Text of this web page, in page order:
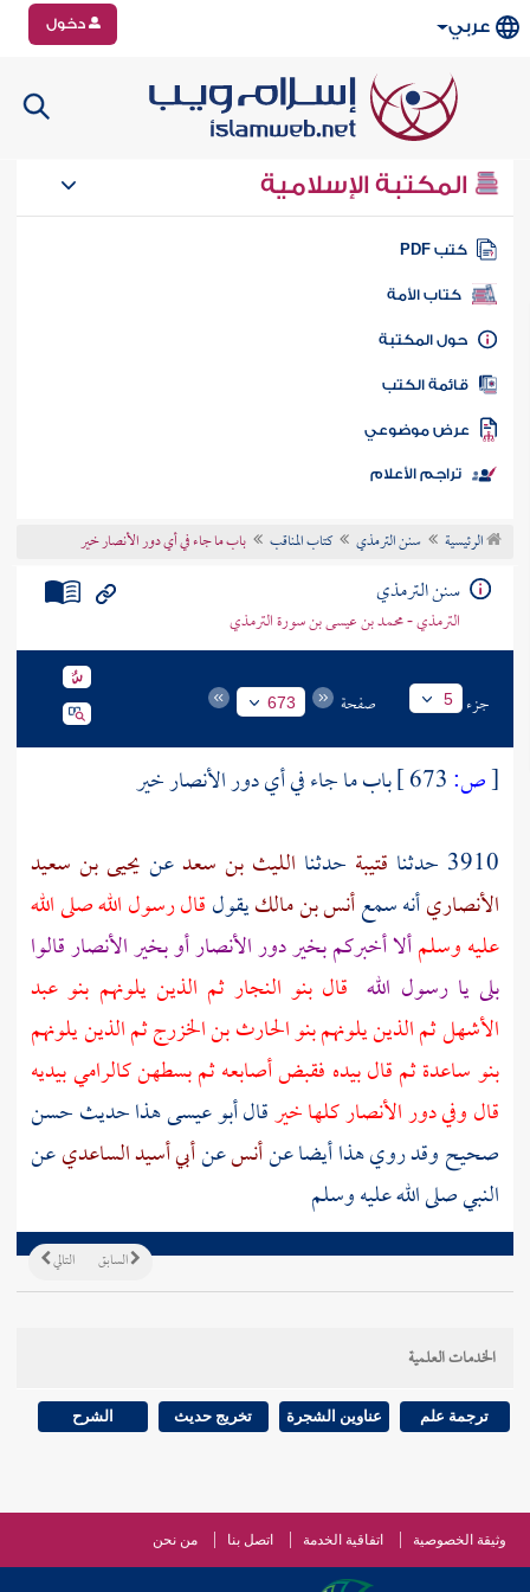
عربي دخول
المكتبة الإسلامية
كتب PDF
كتاب الأمة
المكتبة
الكتب
موضوعي
تراجم الأعلام
الرئيسية سنن الترمذي كتاب المناقب باب ما جاء في أي دور الأنصار خير
سنن الترمذي
الترمذي - محمد بن عيسى بن سورة الترمذي
جزء 5 صفحة 673
[ص: باب ما جاء في أي دورالأنصارخير
3910 حدثنا
قتيبة حدثنا الليث بن سعدعن يحيى بن سعيد
الأنصاريأنه سمعأنس بن مالكيقولقال رسول الله صلى الله
عليه وسلمألا أخبركم بخير دورالأنصارأو بخيرالأنصارقالوا
بلى يا رسول الله قال بنو النجارثم الذين يلونهم بنو عبد
الأشهلثم الذين يلونهمبنو الحارثبن الخزرج ثم الذين يلونهم
بنو ساعدةثم قال بيده فقبض أصابعه ثم بسطهن كالرامي بيديه
قال وفي دورالأنصاركلها خيرقال أبو عيسى هذا حديث حسن
صحيح وقد روي هذا أيضا عنأنسعنأبي أسيد الساعديعن
النبي صلى الله عليه وسلم
التالي السابق
الخدمات العلمية
ترجمة علم عناوين الشجرة تخريج حديث الشرح
وثيقة الخصوصية اتفاقية الخدمة اتصل بنا من نحن